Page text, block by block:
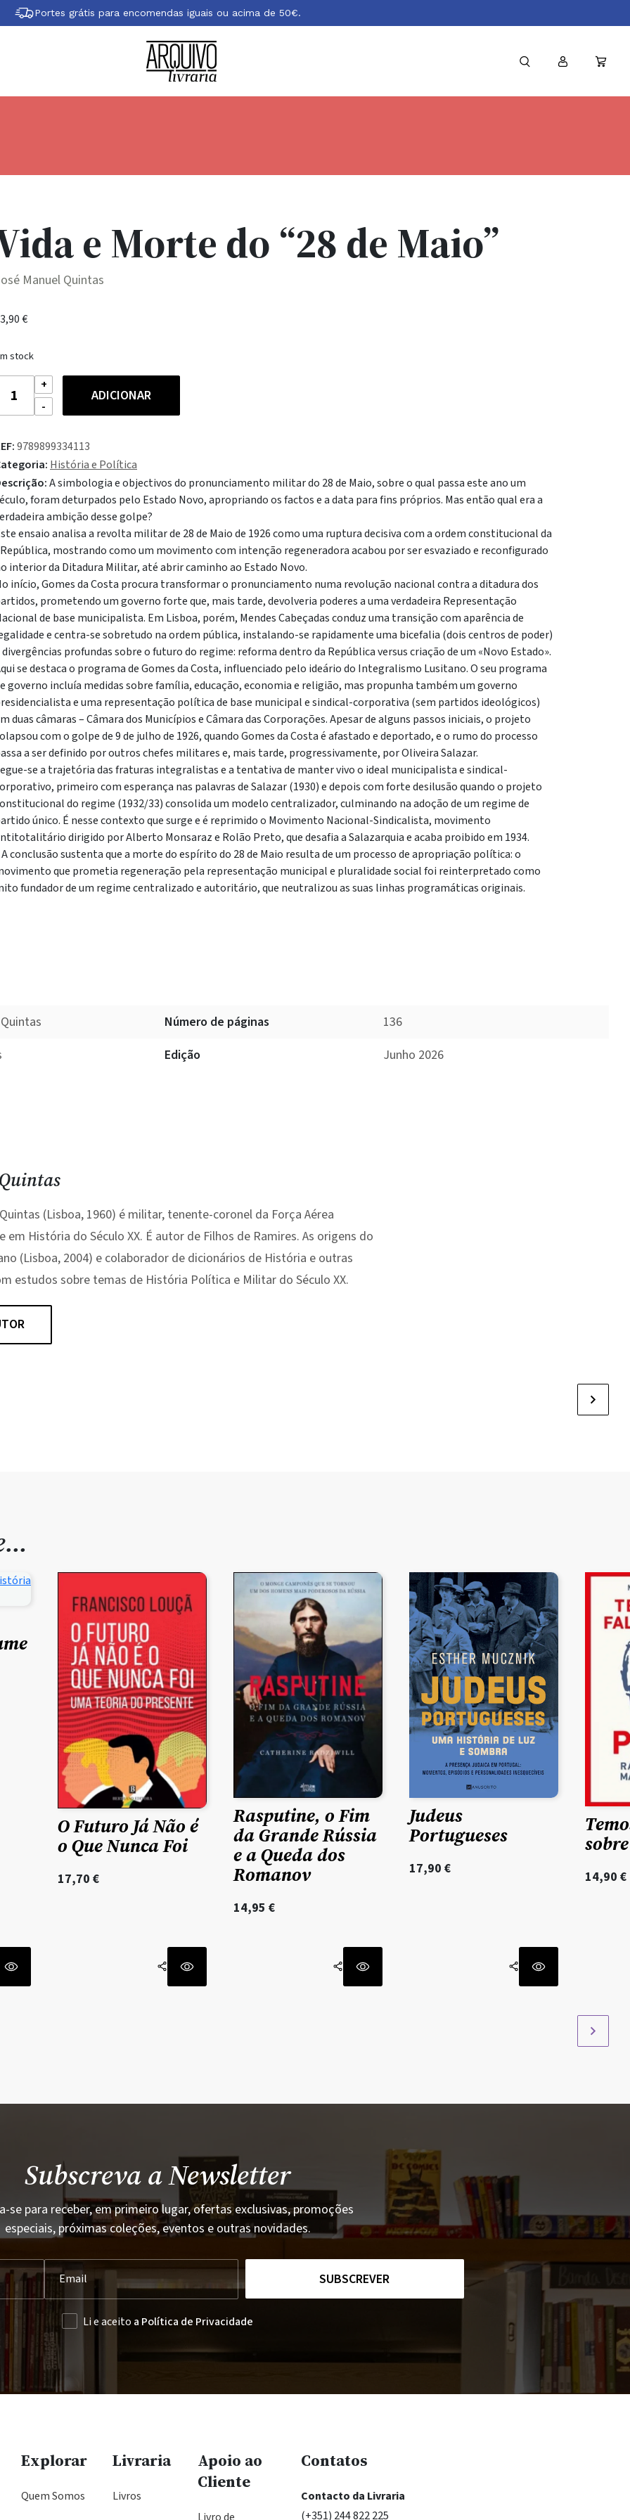
Portes grátis para encomendas iguais ou acima de 50€.
e Morte do “28 de Maio”
Manuel Quintas
€
stock
Quantidade
ADICIONAR
9789899334113
História e Política
A simbologia e objectivos do pronunciamento militar do 28 de Maio, sobre o qual passa este ano um
foram deturpados pelo Estado Novo, apropriando os factos e a data para fins próprios. Mas então qual era a
ambição desse golpe?
ensaio analisa a revolta militar de 28 de Maio de 1926 como uma ruptura decisiva com a ordem constitucional da
mostrando como um movimento com intenção regeneradora acabou por ser esvaziado e reconfigurado
interior da Ditadura Militar, até abrir caminho ao Estado Novo.
início, Gomes da Costa procura transformar o pronunciamento numa revolução nacional contra a ditadura dos
prometendo um governo forte que, mais tarde, devolveria poderes a uma verdadeira Representação
de base municipalista. Em Lisboa, porém, Mendes Cabeçadas conduz uma transição com aparência de
e centra-se sobretudo na ordem pública, instalando-se rapidamente uma bicefalia (dois centros de poder)
divergências profundas sobre o futuro do regime: reforma dentro da República versus criação de um «Novo Estado».
se destaca o programa de Gomes da Costa, influenciado pelo ideário do Integralismo Lusitano. O seu programa
governo incluía medidas sobre família, educação, economia e religião, mas propunha também um governo
e uma representação política de base municipal e sindical-corporativa (sem partidos ideológicos)
duas câmaras – Câmara dos Municípios e Câmara das Corporações. Apesar de alguns passos iniciais, o projeto
com o golpe de 9 de julho de 1926, quando Gomes da Costa é afastado e deportado, e o rumo do processo
a ser definido por outros chefes militares e, mais tarde, progressivamente, por Oliveira Salazar.
se a trajetória das fraturas integralistas e a tentativa de manter vivo o ideal municipalista e sindical-
primeiro com esperança nas palavras de Salazar (1930) e depois com forte desilusão quando o projeto
do regime (1932/33) consolida um modelo centralizador, culminando na adoção de um regime de
único. É nesse contexto que surge e é reprimido o Movimento Nacional-Sindicalista, movimento
dirigido por Alberto Monsaraz e Rolão Preto, que desafia a Salazarquia e acaba proibido em 1934.
A conclusão sustenta que a morte do espírito do 28 de Maio resulta de um processo de apropriação política: o
que prometia regeneração pela representação municipal e pluralidade social foi reinterpretado como
fundador de um regime centralizado e autoritário, que neutralizou as suas linhas programáticas originais.
Número de páginas
136
Edição
Junho 2026
(Lisboa, 1960) é militar, tenente-coronel da Força Aérea
em História do Século XX. É autor de Filhos de Ramires. As origens do
(Lisboa, 2004) e colaborador de dicionários de História e outras
estudos sobre temas de História Política e Militar do Século XX.
O Futuro Já Não é
o Que Nunca Foi
17,70 €
Rasputine, o Fim
da Grande Rússia
e a Queda dos
Romanov
14,95 €
Judeus
Portugueses
17,90 € 14,90 €
Subscreva a Newsletter
se para receber, em primeiro lugar, ofertas exclusivas, promoções
especiais, próximas coleções, eventos e outras novidades.
SUBSCREVER
Li e aceito a Política de Privacidade
Explorar
Quem Somos
Livraria
Livros
Apoio ao
Cliente
Livro de
Contatos
Contacto da Livraria
(+351) 244 822 225